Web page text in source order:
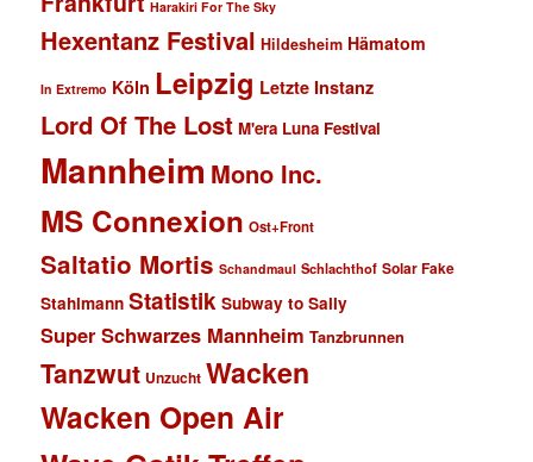
Harakiri For The Sky
Hexentanz Festival Hildesheim Hämatom
In Extremo Köln Leipzig Letzte Instanz
Lord Of The Lost M'era Luna Festival
Mannheim Mono Inc.
MS Connexion Ost+Front
Saltatio Mortis Schandmaul Schlachthof Solar Fake
Stahlmann Statistik Subway to Sally
Super Schwarzes Mannheim Tanzbrunnen
Tanzwut Unzucht Wacken
Wacken Open Air